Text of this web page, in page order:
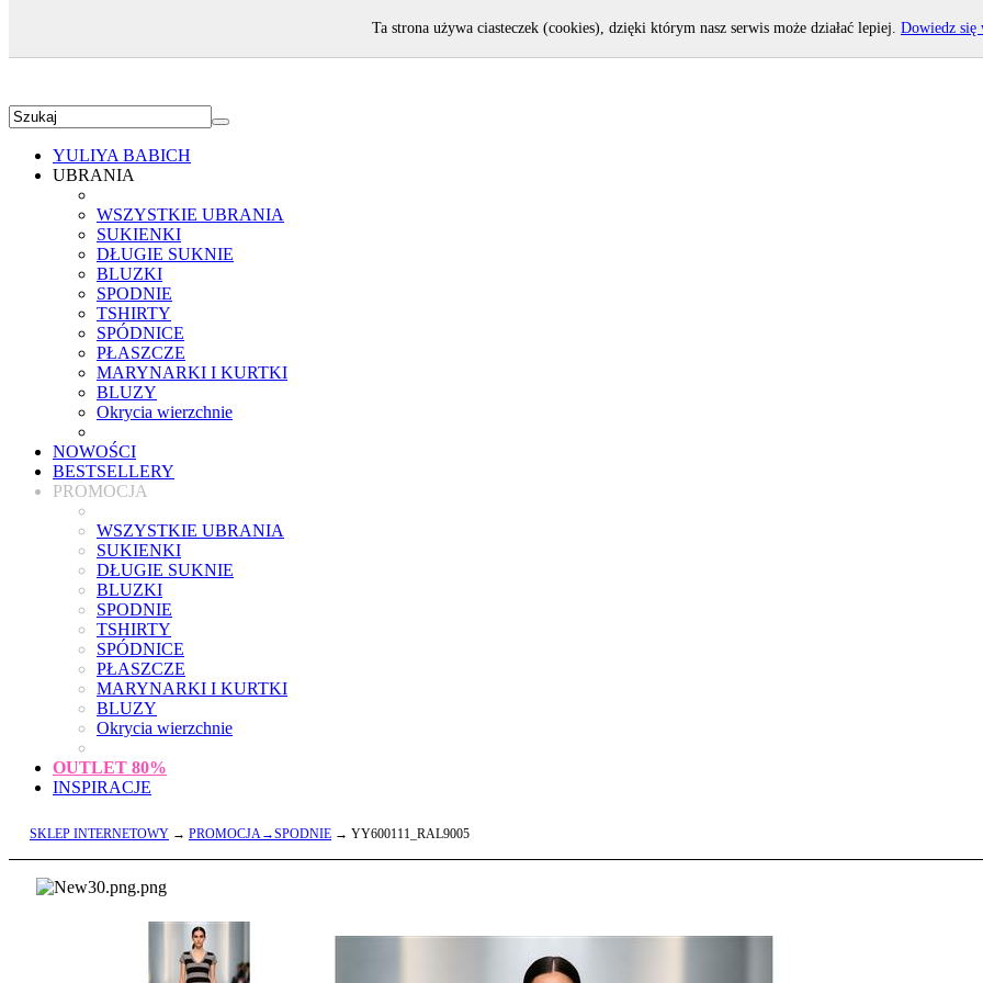
YULIYA BABICH
UBRANIA
WSZYSTKIE UBRANIA
SUKIENKI
DŁUGIE SUKNIE
BLUZKI
SPODNIE
TSHIRTY
SPÓDNICE
PŁASZCZE
MARYNARKI I KURTKI
BLUZY
Okrycia wierzchnie
NOWOŚCI
BESTSELLERY
PROMOCJA
WSZYSTKIE UBRANIA
SUKIENKI
DŁUGIE SUKNIE
BLUZKI
SPODNIE
TSHIRTY
SPÓDNICE
PŁASZCZE
MARYNARKI I KURTKI
BLUZY
Okrycia wierzchnie
OUTLET 80%
INSPIRACJE
SKLEP INTERNETOWY → PROMOCJA→SPODNIE → YY600111_RAL9005
Ta strona używa ciasteczek (cookies), dzięki którym nasz serwis może działać lepiej. Dowiedz się